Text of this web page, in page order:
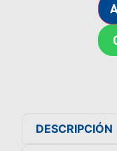
DESCRIPCIÓN